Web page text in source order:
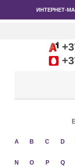
ИНТЕРНЕТ-
A B C D
N O P Q